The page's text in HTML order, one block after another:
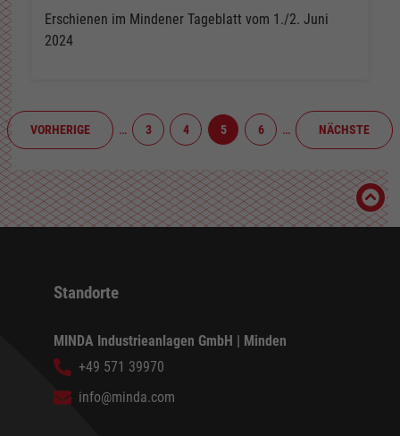
Erschienen im Mindener Tageblatt vom 1./2. Juni
2024
VORHERIGE … 3 4 5 6 … NÄCHSTE
Standorte
MINDA Industrieanlagen GmbH | Minden
+49 571 39970
info@minda.com